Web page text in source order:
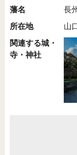
藩名
長
所在地
山
関連する城・
寺・神社